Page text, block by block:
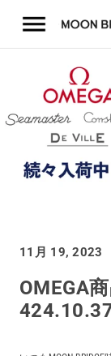
テ
ス
ホーム
商品一覧
店舗案内
11月 19, 2023
OMEGA